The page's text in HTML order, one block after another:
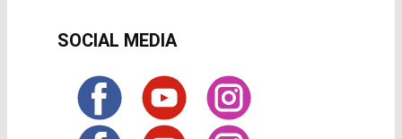
SOCIAL MEDIA